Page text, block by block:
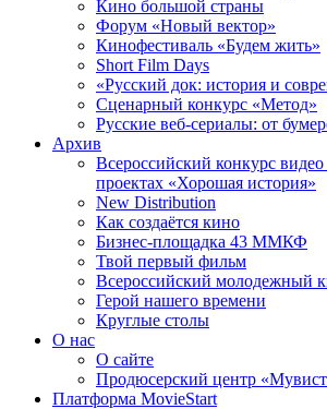
Кино большой страны
Форум «Новый вектор»
Кинофестиваль «Будем жить»
Short Film Days
«Русский док: история и
Сценарный конкурс «Метод»
Русские веб-сериалы: от
Архив
Всероссийский конкурс
проектах «Хорошая история»
New Distribution
Как создаётся кино
Бизнес-площадка 43 ММКФ
Твой первый фильм
Всероссийский молодежный
Герой нашего времени
Круглые столы
О нас
О сайте
Продюсерский центр
Платформа MovieStart